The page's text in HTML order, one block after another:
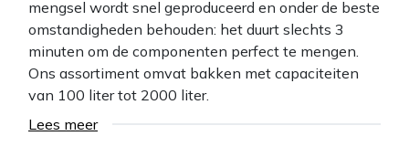
mengsel wordt snel geproduceerd en onder de beste
omstandigheden behouden: het duurt slechts 3
minuten om de componenten perfect te mengen.
Ons assortiment omvat bakken met capaciteiten
van 100 liter tot 2000 liter.
De SIMA mengbakken zijn toepasbaar op elk type
Lees meer